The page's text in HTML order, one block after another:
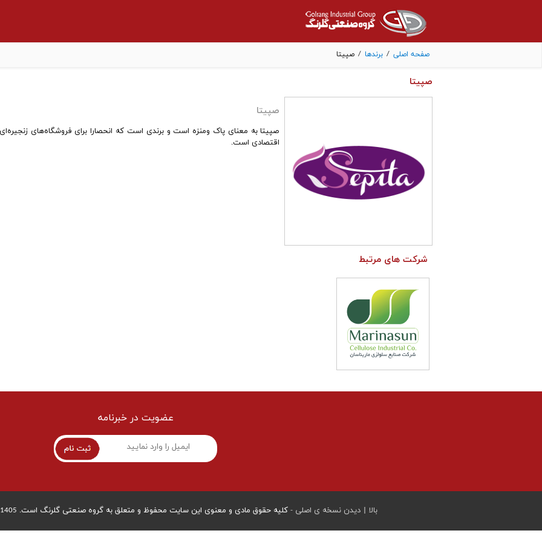
صفحه اصلی / برندها / صپیتا
صپیتا
صپیتا
صپیتا به معنای پاک ومنزه است و برندی است که انحصارا برای فروشگاه‌های
اقتصادی است.
شرکت های مرتبط
عضویت در خبرنامه
بالا | دیدن نسخه ی اصلی - کلیه حقوق مادی و معنوی این سایت محفوظ و متعلق به گروه صنعتی گلرنگ است. 1405 © توسعه توسط